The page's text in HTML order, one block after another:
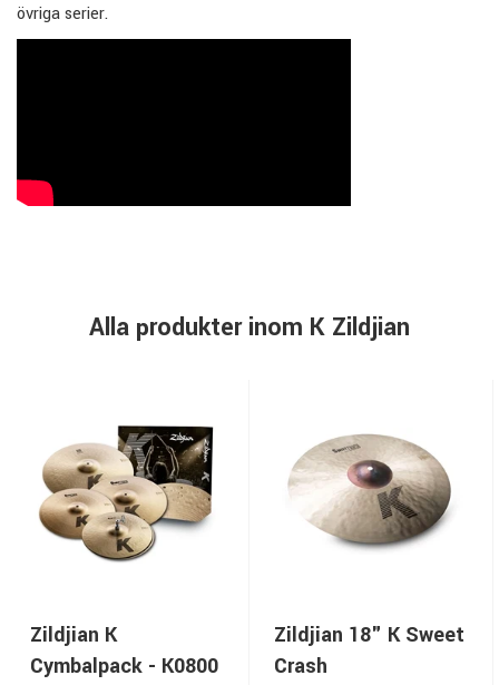
övriga serier.
Alla produkter inom K Zildjian
Zildjian K
Cymbalpack - K0800
Zildjian 18" K Sweet
Crash